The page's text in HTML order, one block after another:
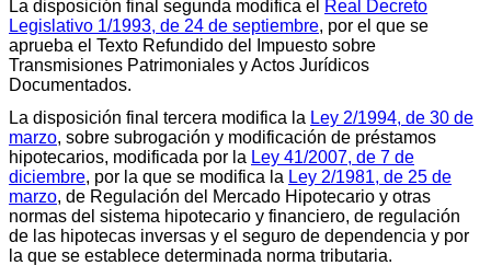
La disposición final segunda modifica el Real Decreto
Legislativo 1/1993, de 24 de septiembre, por el que se
aprueba el Texto Refundido del Impuesto sobre
Transmisiones Patrimoniales y Actos Jurídicos
Documentados.
La disposición final tercera modifica la Ley 2/1994, de 30 de
marzo, sobre subrogación y modificación de préstamos
hipotecarios, modificada por la Ley 41/2007, de 7 de
diciembre, por la que se modifica la Ley 2/1981, de 25 de
marzo, de Regulación del Mercado Hipotecario y otras
normas del sistema hipotecario y financiero, de regulación
de las hipotecas inversas y el seguro de dependencia y por
la que se establece determinada norma tributaria.